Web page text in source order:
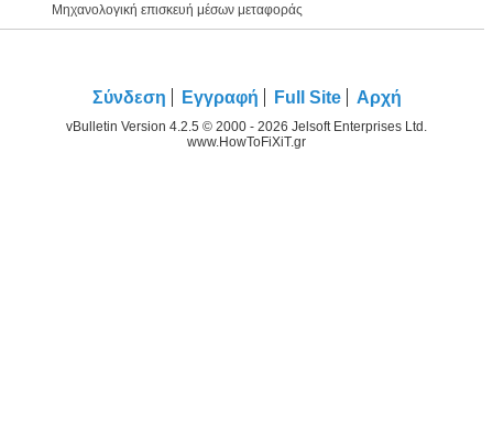
Μηχανολογική επισκευή μέσων μεταφοράς
Σύνδεση Εγγραφή Full Site Αρχή
vBulletin Version 4.2.5 © 2000 - 2026 Jelsoft Enterprises Ltd.
www.HowToFiXiT.gr